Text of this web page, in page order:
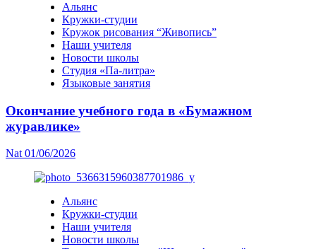
Альянс
Кружки-студии
Кружок рисования “Живопись”
Наши учителя
Новости школы
Студия «Па-литра»
Языковые занятия
Окончание учебного года в «Бумажном
журавлике»
Nat01/06/2026
Альянс
Кружки-студии
Наши учителя
Новости школы